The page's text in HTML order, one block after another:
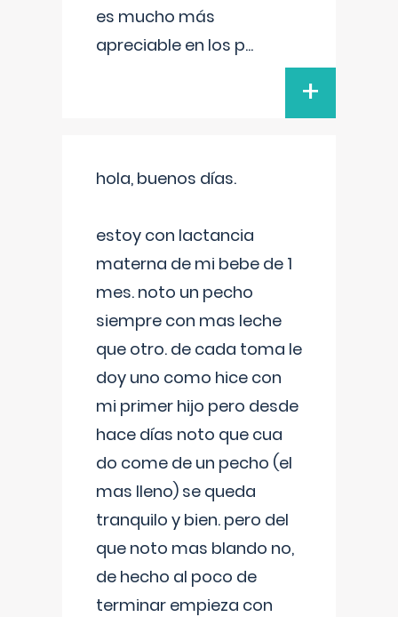
es mucho más
apreciable en los p...
+
hola, buenos días.
estoy con lactancia
materna de mi bebe de 1
mes. noto un pecho
siempre con mas leche
que otro. de cada toma le
doy uno como hice con
mi primer hijo pero desde
hace días noto que cua
do come de un pecho (el
mas lleno) se queda
tranquilo y bien. pero del
que noto mas blando no,
de hecho al poco de
terminar empieza con